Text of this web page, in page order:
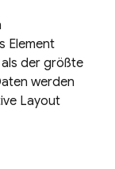
Element
der größte
werden
Layout